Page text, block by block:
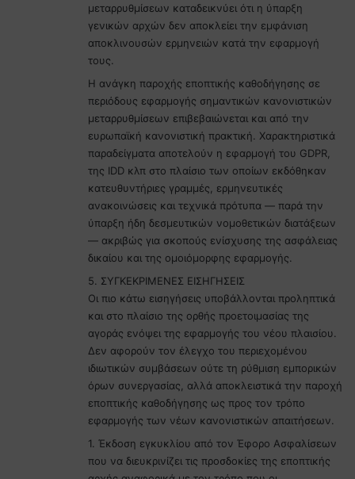
μεταρρυθμίσεων καταδεικνύει ότι η ύπαρξη
γενικών αρχών δεν αποκλείει την εμφάνιση
αποκλινουσών ερμηνειών κατά την εφαρμογή
τους.
Η ανάγκη παροχής εποπτικής καθοδήγησης σε
περιόδους εφαρμογής σημαντικών κανονιστικών
μεταρρυθμίσεων επιβεβαιώνεται και από την
ευρωπαϊκή κανονιστική πρακτική. Χαρακτηριστικά
παραδείγματα αποτελούν η εφαρμογή του GDPR,
της IDD κλπ στο πλαίσιο των οποίων εκδόθηκαν
κατευθυντήριες γραμμές, ερμηνευτικές
ανακοινώσεις και τεχνικά πρότυπα — παρά την
ύπαρξη ήδη δεσμευτικών νομοθετικών διατάξεων
— ακριβώς για σκοπούς ενίσχυσης της ασφάλειας
δικαίου και της ομοιόμορφης εφαρμογής.
5. ΣΥΓΚΕΚΡΙΜΕΝΕΣ ΕΙΣΗΓΗΣΕΙΣ
Οι πιο κάτω εισηγήσεις υποβάλλονται προληπτικά
και στο πλαίσιο της ορθής προετοιμασίας της
αγοράς ενόψει της εφαρμογής του νέου πλαισίου.
Δεν αφορούν τον έλεγχο του περιεχομένου
ιδιωτικών συμβάσεων ούτε τη ρύθμιση εμπορικών
όρων συνεργασίας, αλλά αποκλειστικά την παροχή
εποπτικής καθοδήγησης ως προς τον τρόπο
εφαρμογής των νέων κανονιστικών απαιτήσεων.
1. Έκδοση εγκυκλίου από τον Έφορο Ασφαλίσεων
που να διευκρινίζει τις προσδοκίες της εποπτικής